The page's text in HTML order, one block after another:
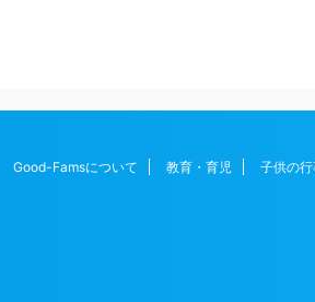
Good-Famsについて 教育・育児 子供の行